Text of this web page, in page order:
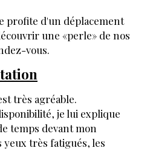
profite d'un déplacement
une «perle» de nos
vous.
très agréable.
je lui explique
temps devant mon
très fatigués, les